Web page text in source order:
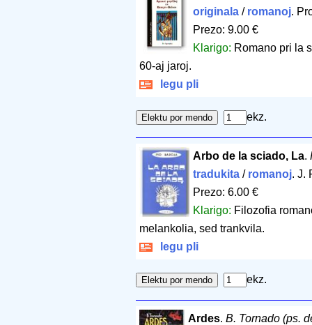
originala / romanoj.
Prezo: 9.00 €
Klarigo: Romano pri la
60-aj jaroj.
legu pli
ekz.
Arbo de la sciado, La.
tradukita/ romanoj. J.
Prezo: 6.00 €
Klarigo: Filozofia
melankolia, sed trankvila.
legu pli
ekz.
Ardes. B. Tornado (ps.